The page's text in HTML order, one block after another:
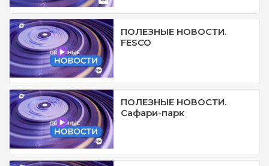
ПОЛЕЗНЫЕ НОВОСТИ.
FESCO
ПОЛЕЗНЫЕ НОВОСТИ.
Сафари-парк